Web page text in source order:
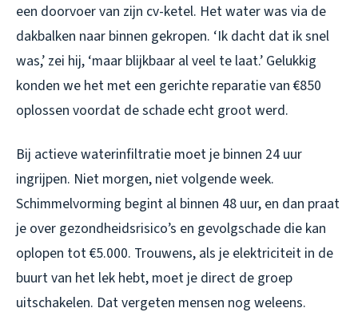
een doorvoer van zijn cv-ketel. Het water was via de
dakbalken naar binnen gekropen. ‘Ik dacht dat ik snel
was,’ zei hij, ‘maar blijkbaar al veel te laat.’ Gelukkig
konden we het met een gerichte reparatie van €850
oplossen voordat de schade echt groot werd.
Bij actieve waterinfiltratie moet je binnen 24 uur
ingrijpen. Niet morgen, niet volgende week.
Schimmelvorming begint al binnen 48 uur, en dan praat
je over gezondheidsrisico’s en gevolgschade die kan
oplopen tot €5.000. Trouwens, als je elektriciteit in de
buurt van het lek hebt, moet je direct de groep
uitschakelen. Dat vergeten mensen nog weleens.